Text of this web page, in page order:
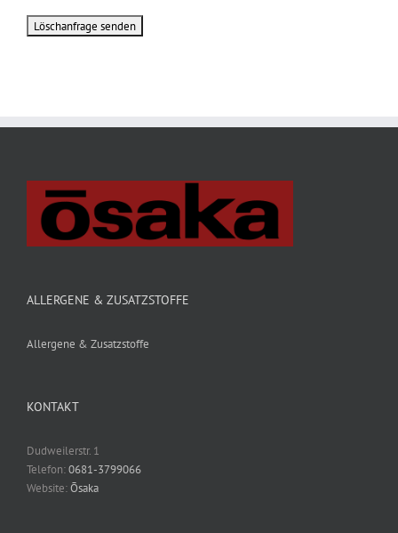
ALLERGENE & ZUSATZSTOFFE
Allergene & Zusatzstoffe
KONTAKT
Dudweilerstr. 1
Telefon:0681-3799066
Website:Ōsaka